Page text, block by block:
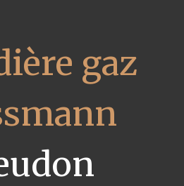
gaz